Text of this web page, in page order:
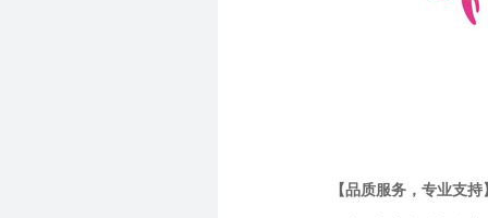
【品质服务，专业支持